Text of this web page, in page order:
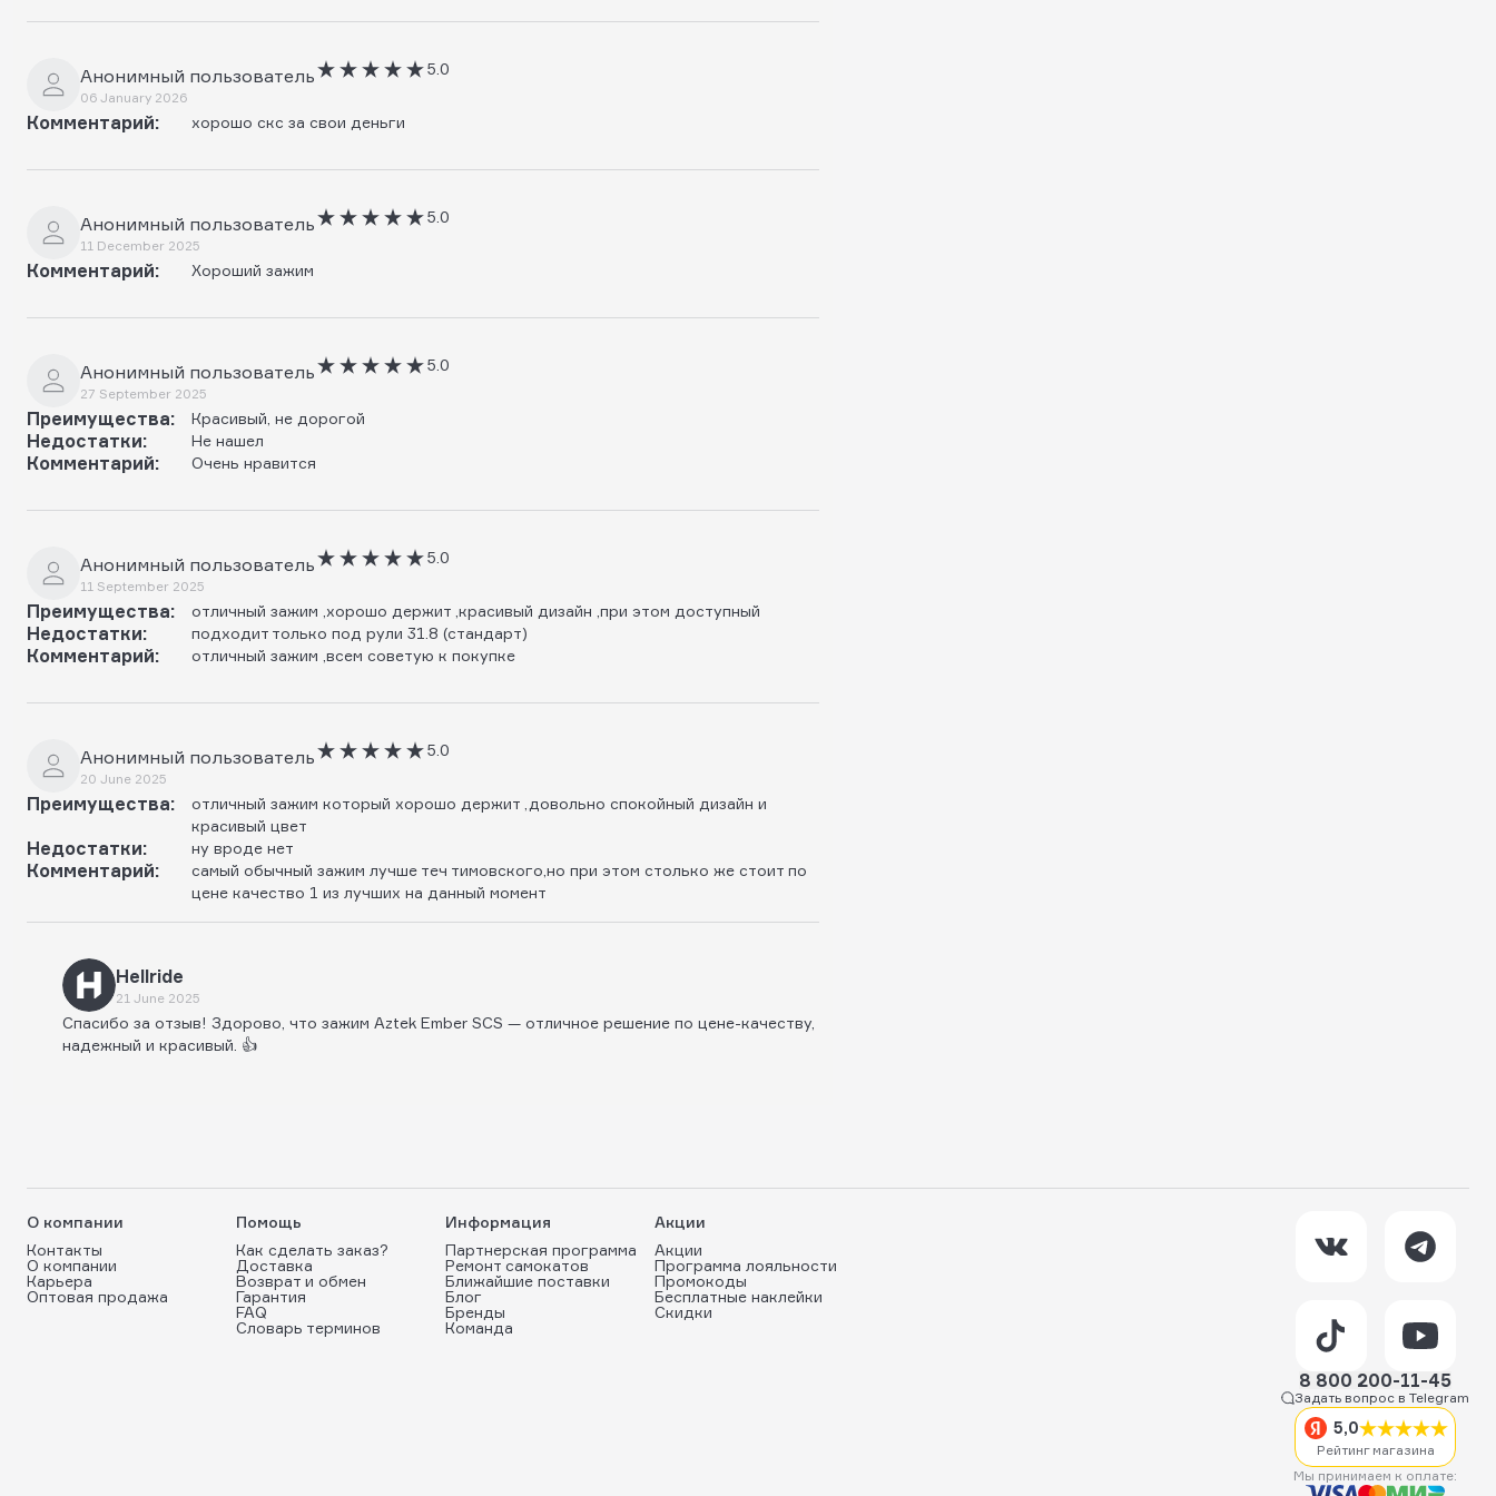
Анонимный пользователь
06 January 2026
5.0
Комментарий: хорошо скс за свои деньги
Анонимный пользователь
11 December 2025
5.0
Комментарий: Хороший зажим
Анонимный пользователь
27 September 2025
5.0
Преимущества: Красивый, не дорогой
Недостатки: Не нашел
Комментарий: Очень нравится
Анонимный пользователь
11 September 2025
5.0
Преимущества: отличный зажим ,хорошо держит ,красивый дизайн ,при этом доступный
Недостатки: подходит только под рули 31.8 (стандарт)
Комментарий: отличный зажим ,всем советую к покупке
Анонимный пользователь
20 June 2025
5.0
Преимущества:
отличный зажим который хорошо держит ,довольно спокойный дизайн и
красивый цвет
Недостатки: ну вроде нет
Комментарий:
самый обычный зажим лучше теч тимовского,но при этом столько же стоит по
цене качество 1 из лучших на данный момент
Hellride
21 June 2025
Спасибо за отзыв! Здорово, что зажим Aztek Ember SCS — отличное решение по цене-качеству,
надежный и красивый. 👍
О компании
Контакты
О компании
Карьера
Оптовая продажа
Помощь
Как сделать заказ?
Доставка
Возврат и обмен
Гарантия
FAQ
Словарь терминов
Информация
Партнерская программа
Ремонт самокатов
Ближайшие поставки
Блог
Бренды
Команда
Акции
Акции
Программа лояльности
Промокоды
Бесплатные наклейки
Скидки
8 800 200-11-45
Задать вопрос в Telegram
5,0
Рейтинг магазина
Мы принимаем к оплате: